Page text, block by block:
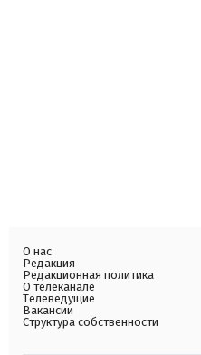
О нас
Редакция
Редакционная политика
О телеканале
Телеведущие
Вакансии
Структура собственности